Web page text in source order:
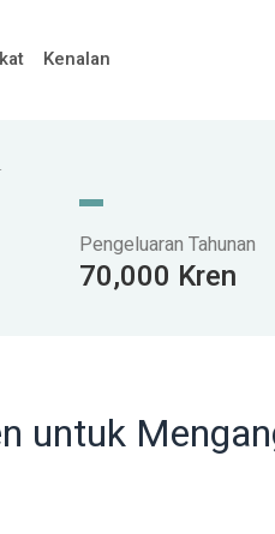
Kenalan
Pengeluaran Tahunan
70,000 Kren
untuk